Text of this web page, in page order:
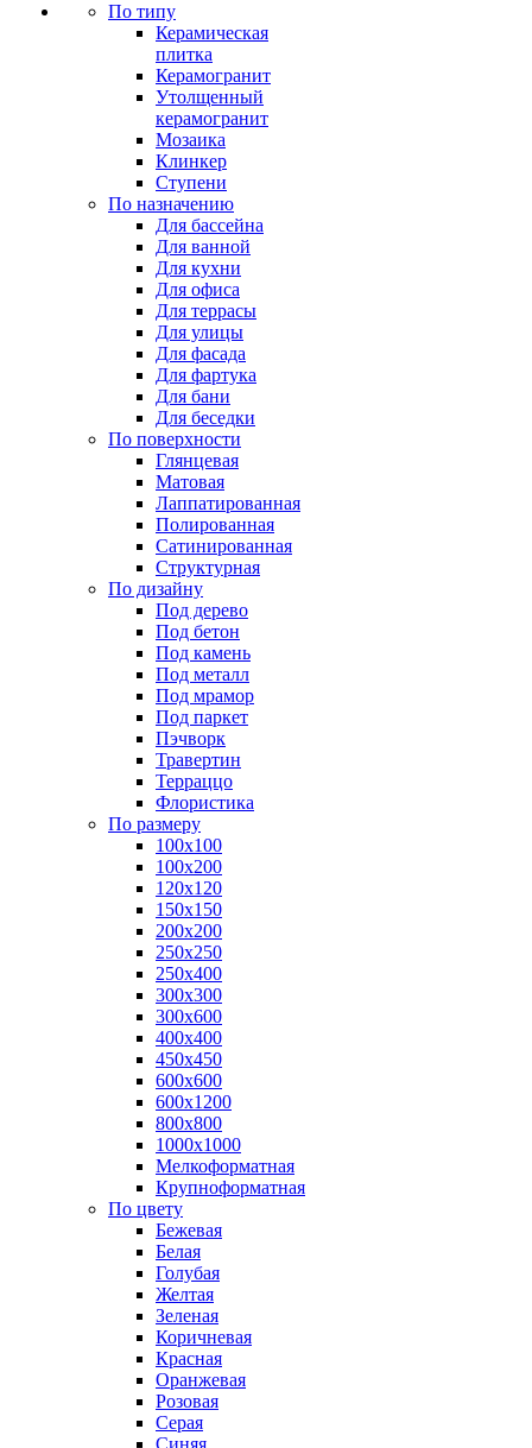
По типу
Керамическая
плитка
Керамогранит
Утолщенный
керамогранит
Мозаика
Клинкер
Ступени
По назначению
Для бассейна
Для ванной
Для кухни
Для офиса
Для террасы
Для улицы
Для фасада
Для фартука
Для бани
Для беседки
По поверхности
Глянцевая
Матовая
Лаппатированная
Полированная
Сатинированная
Структурная
По дизайну
Под дерево
Под бетон
Под камень
Под металл
Под мрамор
Под паркет
Пэчворк
Травертин
Терраццо
Флористика
По размеру
100х100
100х200
120х120
150х150
200х200
250х250
250х400
300х300
300х600
400х400
450х450
600х600
600х1200
800х800
1000х1000
Мелкоформатная
Крупноформатная
По цвету
Бежевая
Белая
Голубая
Желтая
Зеленая
Коричневая
Красная
Оранжевая
Розовая
Серая
Синяя